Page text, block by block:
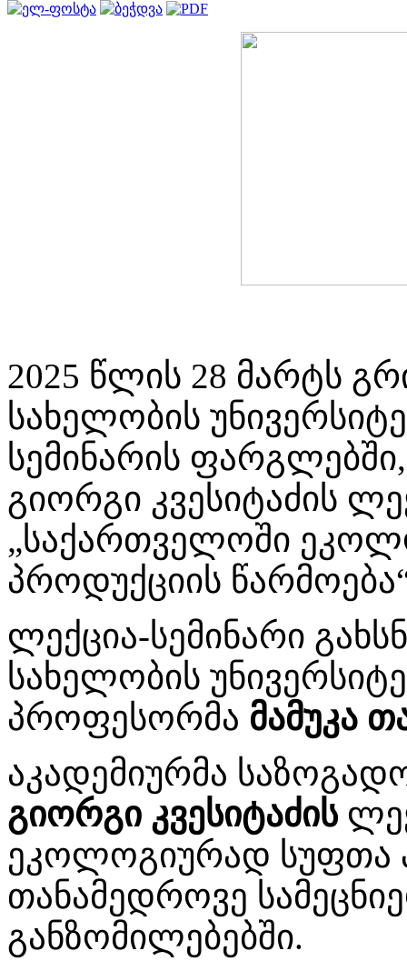
2025 წლის 28 მარტს
სახელობის
სემინარის
გიორგი კვესიტაძის
„საქართველოში
პროდუქციის
ლექცია-სემინარი
სახელობის
პროფესორმა მამუკა
აკადემიურმა
გიორგი კვესიტაძის
ეკოლოგიურად სუფთა
თანამედროვე
განზომილებებში.